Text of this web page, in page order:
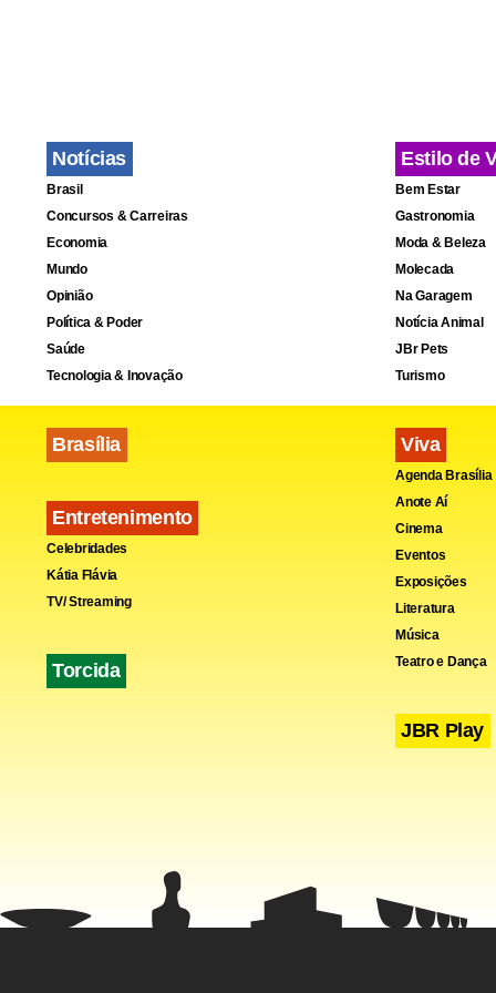
O
delegado
segundo
Na primeira
fazenda e
Nesta
O principal
dizer que
Notícias
Brasil
Concursos & Carreiras
Economia
Mundo
Opinião
Política & Poder
Saúde
Tecnologia & Inovação
Brasília
Entretenimento
Celebridades
Kátia Flávia
TV/ Streaming
Torcida
Estilo de
Bem Estar
Gastronomia
Moda & Beleza
Molecada
Na Garagem
Notícia Animal
JBr Pets
Turismo
Viva
Agenda Brasília
Anote Aí
Cinema
Eventos
Exposições
Literatura
Música
Teatro e Dança
JBR Play